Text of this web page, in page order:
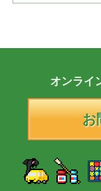
オンライ
お